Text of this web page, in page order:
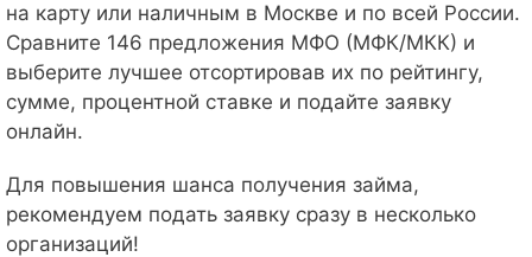
на карту или наличным в Москве и по всей России.
Сравните 146 предложения МФО (МФК/МКК) и
выберите лучшее отсортировав их по рейтингу,
сумме, процентной ставке и подайте заявку
онлайн.
Для повышения шанса получения займа,
рекомендуем подать заявку сразу в несколько
организаций!